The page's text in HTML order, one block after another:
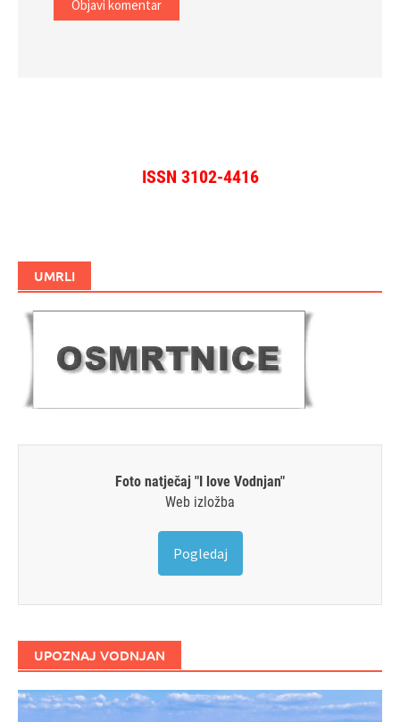
ISSN 3102-4416
UMRLI
Foto natječaj "I love Vodnjan"
Web izložba
Pogledaj
UPOZNAJ VODNJAN